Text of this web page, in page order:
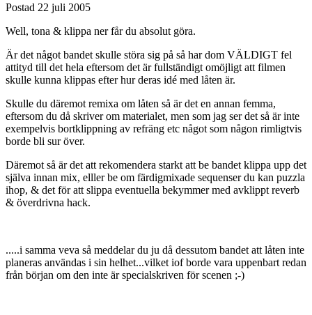
Postad 22 juli 2005
Well, tona & klippa ner får du absolut göra.
Är det något bandet skulle störa sig på så har dom VÄLDIGT fel
attityd till det hela eftersom det är fullständigt omöjligt att filmen
skulle kunna klippas efter hur deras idé med låten är.
Skulle du däremot remixa om låten så är det en annan femma,
eftersom du då skriver om materialet, men som jag ser det så är inte
exempelvis bortklippning av refräng etc något som någon rimligtvis
borde bli sur över.
Däremot så är det att rekomendera starkt att be bandet klippa upp det
själva innan mix, elller be om färdigmixade sequenser du kan puzzla
ihop, & det för att slippa eventuella bekymmer med avklippt reverb
& överdrivna hack.
.....i samma veva så meddelar du ju då dessutom bandet att låten inte
planeras användas i sin helhet...vilket iof borde vara uppenbart redan
från början om den inte är specialskriven för scenen ;-)